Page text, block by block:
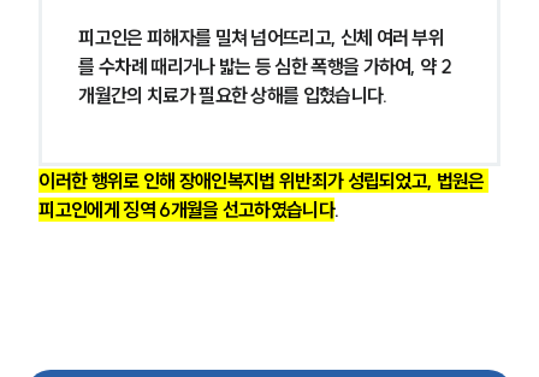
피고인은 피해자를 밀쳐 넘어뜨리고, 신체 여러 부위
를 수차례 때리거나 밟는 등 심한 폭행을 가하여, 약 2
개월간의 치료가 필요한 상해를 입혔습니다.
이러한 행위로 인해 장애인복지법 위반죄가 성립되었고, 법원은
피고인에게 징역 6개월을 선고하였습니다.